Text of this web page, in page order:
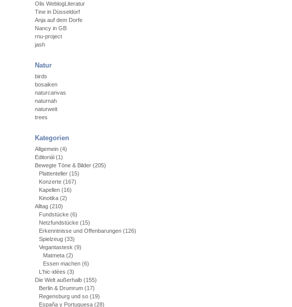
Olis WeblogLiteratur
Tine in Düsseldorf
Anja auf dem Dorfe
Nancy in GB
rnu-project
jash
Natur
birds
bosaiken
naturcanvas
naturnah
naturweit
trees
Kategorien
Allgemein (4)
Editoriál (1)
Bewegte Töne & Bilder (205)
Plattenteller (15)
Konzerte (167)
Kapellen (16)
Kinotika (2)
Alltag (210)
Fundstücke (6)
Netzfundstücke (15)
Erkenntnisse und Offenbarungen (126)
Spielzeug (33)
Vegantastesk (9)
Matmeta (2)
Essen machen (6)
L'hic-idées (3)
Die Welt außerhalb (155)
Berlin & Drumrum (17)
Regensburg und so (19)
España y Portuguesa (28)